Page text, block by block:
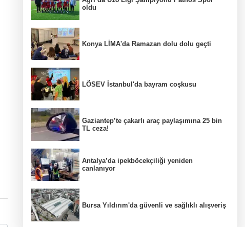
oldu
Konya LİMA'da Ramazan dolu dolu geçti
LÖSEV İstanbul'da bayram coşkusu
Gaziantep’te çakarlı araç paylaşımına 25 bin
TL ceza!
Antalya’da ipekböcekçiliği yeniden
canlanıyor
Bursa Yıldırım'da güvenli ve sağlıklı alışveriş